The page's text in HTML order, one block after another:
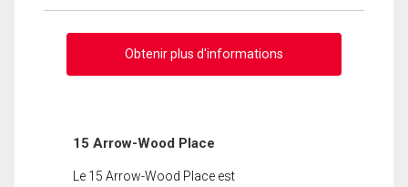
Obtenir plus d'informations
15 Arrow-Wood Place
Le 15 Arrow-Wood Place est